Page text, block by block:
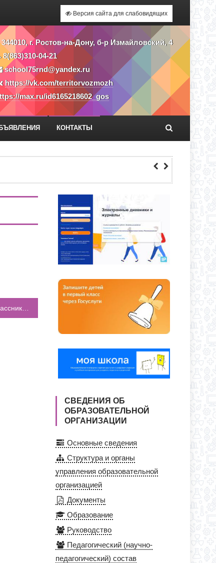
Версия сайта для слабовидящих
344010, г. Ростов-на-Дону, б-р Измайловский, 4
8(863)310-04-21
school75rnd@yandex.ru
https://vk.com/territorvozmozh
max.ru/id6165218602_gos
КОНТАКТЫ
ПО АДРЕСУ: УЛ. Ю. ДУБИНИНА,
ПО АДРЕСУ: УЛ. Ю. ДУБИНИНА,
Информация для родителей будущих первоклассников
СВЕДЕНИЯ ОБ
ОБРАЗОВАТЕЛЬНОЙ
ОРГАНИЗАЦИИ
Основные сведения
Структура и органы
управления образовательной
организацией
Документы
Образование
Руководство
Педагогический (научно-
педагогический) состав